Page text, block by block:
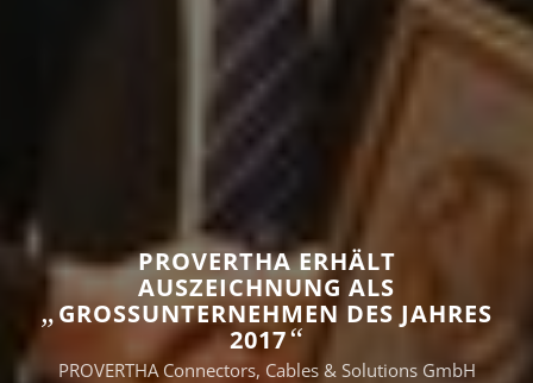
PROVERTHA ERHÄLT
AUSZEICHNUNG ALS
„GROSSUNTERNEHMEN DES JAHRES 2
017
“
PROVERTHA Connectors, Cables & Solutions GmbH